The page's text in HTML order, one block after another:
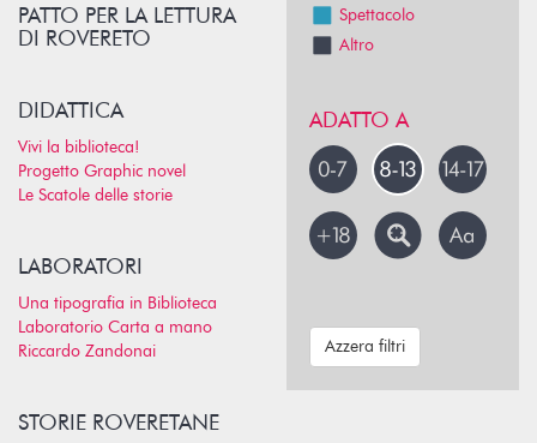
PATTO PER LA LETTURA
DI ROVERETO
DIDATTICA
Vivi la biblioteca!
Progetto Graphic novel
Le Scatole delle storie
LABORATORI
Una tipografia in Biblioteca
Laboratorio Carta a mano
Riccardo Zandonai
STORIE ROVERETANE
Spettacolo
Altro
ADATTO A
Azzera filtri